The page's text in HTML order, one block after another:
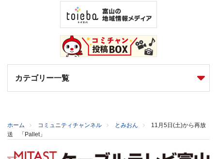
カテゴリー一覧
ホーム コミュニティチャンネル とみおん
11月5日(土)から再放
送 「Pallet」